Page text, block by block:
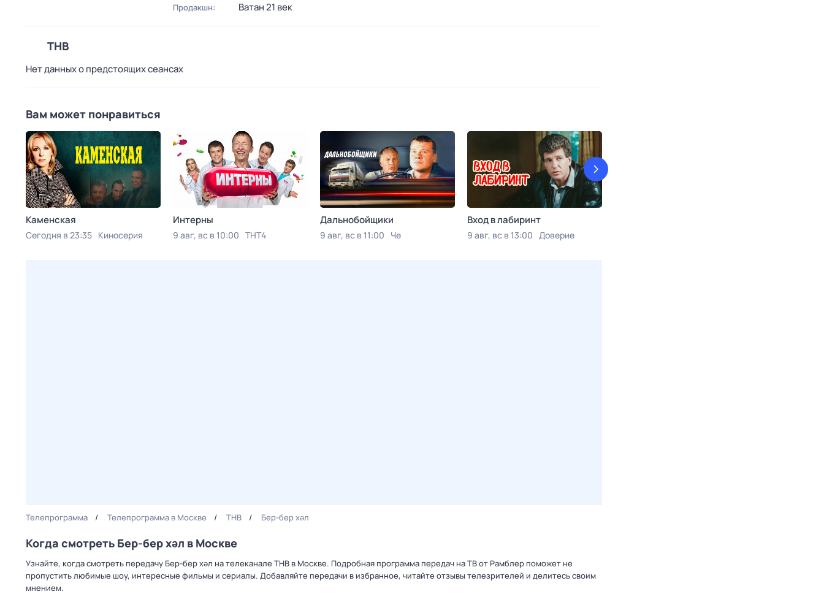
Продакшн: Ватан 21 век
ТНВ
Нет данных о предстоящих сеансах
Вам может понравиться
Каменская
Сегодня в 23:35 Киносерия
Интерны
9 авг, вс в 10:00 ТНТ4
Дальнобойщики
9 авг, вс в 11:00 Че
Вход в лабиринт
9 авг, вс в 13:00 Доверие
Телепрограмма Телепрограмма в Москве ТНВ Бер-бер хәл
Когда смотреть Бер-бер хәл в Москве
Узнайте, когда смотреть передачу Бер-бер хәл на телеканале ТНВ в Москве. Подробная программа передач на ТВ от Рамблер поможет не
пропустить любимые шоу, интересные фильмы и сериалы. Добавляйте передачи в избранное, читайте отзывы телезрителей и делитесь своим
мнением.